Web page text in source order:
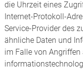
die Uhrzeit eines
Internet-Protokoll-
Service-Provider des
ähnliche Daten und
im Falle von Angriffen